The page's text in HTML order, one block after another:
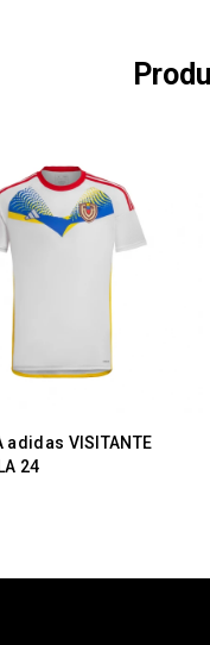
adidas VISITANTE
24